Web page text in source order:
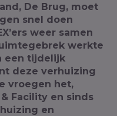
De Brug, moet
snel doen
weer samen
werkte
een tijdelijk
deze verhuizing
vroegen het,
Facility en sinds
en